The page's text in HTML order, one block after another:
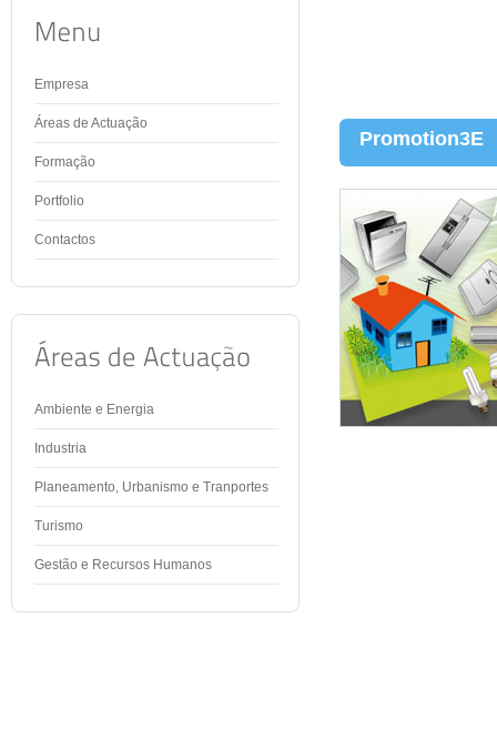
Promotion3E
Empresa
Áreas de Actuação
Formação
Portfolio
Contactos
Ambiente e Energia
Industria
Planeamento, Urbanismo e Tranportes
Turismo
Gestão e Recursos Humanos